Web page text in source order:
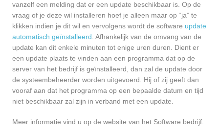
vanzelf een melding dat er een update beschikbaar is. Op de
vraag of je deze wil installeren hoef je alleen maar op “ja” te
klikken indien je dit wil en vervolgens wordt de software update
automatisch geïnstalleerd. Afhankelijk van de omvang van de
update kan dit enkele minuten tot enige uren duren. Dient er
een update plaats te vinden aan een programma dat op de
server van het bedrijf is geïnstalleerd, dan zal de update door
de systeembeheerder worden uitgevoerd. Hij of zij geeft dan
vooraf aan dat het programma op een bepaalde datum en tijd
niet beschikbaar zal zijn in verband met een update.
Meer informatie vind u op de website van het Software bedrijf.